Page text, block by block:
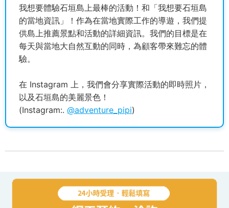
我想要體驗石垣島上最棒的活動！和「我想要石垣島
的當地資訊」！作為在當地實際工作的導遊，我們提
供島上推薦景點和活動的詳細資訊。我們的目標是在
每天與當地大自然互動的同時，為顧客帶來難忘的體
驗。
在 Instagram 上，我們會分享實際活動的即時照片，
以及石垣島的美麗景色！
(Instagram:. @adventure_pipi)